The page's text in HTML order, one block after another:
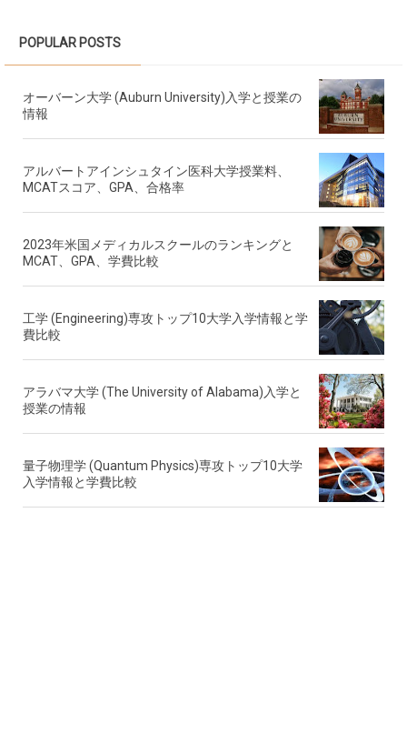
POPULAR POSTS
オーバーン大学 (Auburn University)入学と授業の
情報
アルバートアインシュタイン医科大学授業料、
MCATスコア、GPA、合格率
2023年米国メディカルスクールのランキングと
MCAT、GPA、学費比較
工学 (Engineering)専攻トップ10大学入学情報と学
費比較
アラバマ大学 (The University of Alabama)入学と
授業の情報
量子物理学 (Quantum Physics)専攻トップ10大学
入学情報と学費比較